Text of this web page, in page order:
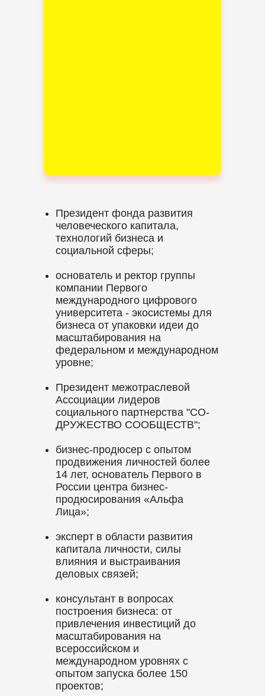
Президент фонда развития
человеческого капитала,
технологий бизнеса и
социальной сферы;
основатель и ректор группы
компании Первого
международного цифрового
университета - экосистемы для
бизнеса от упаковки идеи до
масштабирования на
федеральном и международном
уровне;
Президент межотраслевой
Ассоциации лидеров
социального партнерства "СО-
ДРУЖЕСТВО СООБЩЕСТВ";
бизнес-продюсер с опытом
продвижения личностей более
14 лет, основатель Первого в
России центра бизнес-
продюсирования «Альфа
Лица»;
эксперт в области развития
капитала личности, силы
влияния и выстраивания
деловых связей;
консультант в вопросах
построения бизнеса: от
привлечения инвестиций до
масштабирования на
всероссийском и
международном уровнях с
опытом запуска более 150
проектов;